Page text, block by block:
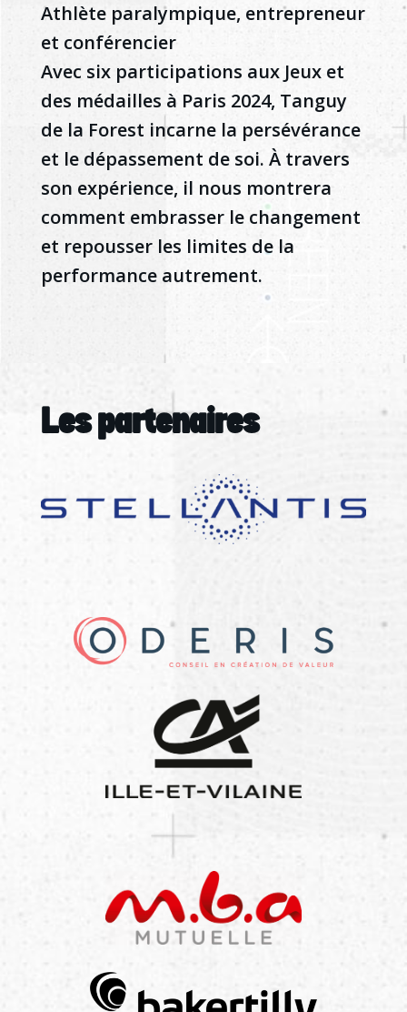
Athlète paralympique, entrepreneur
et conférencier
Avec six participations aux Jeux et
des médailles à Paris 2024, Tanguy
de la Forest incarne la persévérance
et le dépassement de soi. À travers
son expérience, il nous montrera
comment embrasser le changement
et repousser les limites de la
performance autrement.
Les partenaires